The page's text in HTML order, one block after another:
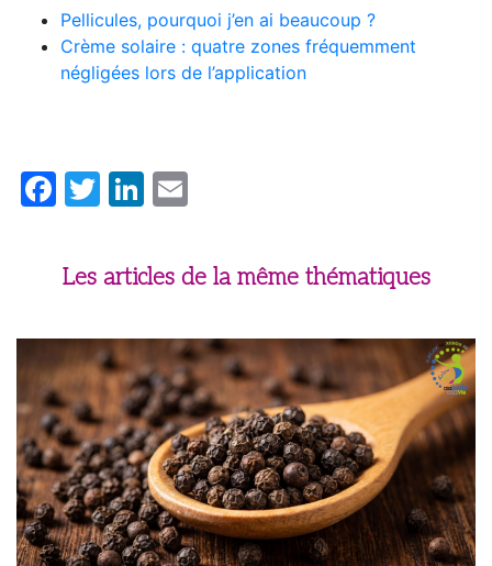
Pellicules, pourquoi j’en ai beaucoup ?
Crème solaire : quatre zones fréquemment
négligées lors de l’application
Facebook
TwitterLinkedIn
Les articles de la même thématiques